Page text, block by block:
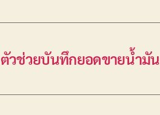
ตัวช่วยบันทึกยอดขายน้ำมัน